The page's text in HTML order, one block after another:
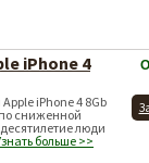
iPhone 4
iPhone 4 8Gb
сниженной
люди
больше >>